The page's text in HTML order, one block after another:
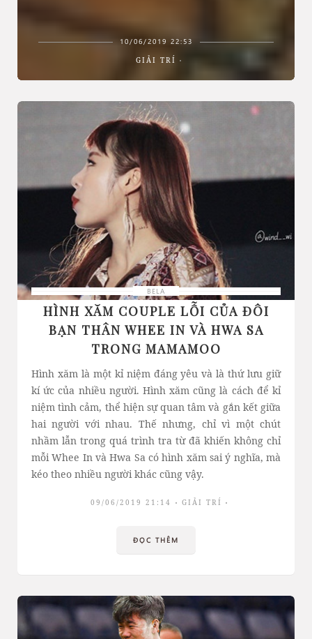
10/06/2019 22:53
GIẢI TRÍ
BELA
HÌNH XĂM COUPLE LỖI CỦA ĐÔI
BẠN THÂN WHEE IN VÀ HWA SA
TRONG MAMAMOO
Hình xăm là một kỉ niệm đáng yêu và là thứ lưu giữ
kí ức của nhiều người. Hình xăm cũng là cách để kỉ
niệm tình cảm, thể hiện sự quan tâm và gắn kết giữa
hai người với nhau. Thế nhưng, chỉ vì một chút
nhầm lẫn trong quá trình tra từ đã khiến không chỉ
mỗi Whee In và Hwa Sa có hình xăm sai ý nghĩa, mà
kéo theo nhiều người khác cũng vậy.
09/06/2019 21:14 GIẢI TRÍ
ĐỌC THÊM